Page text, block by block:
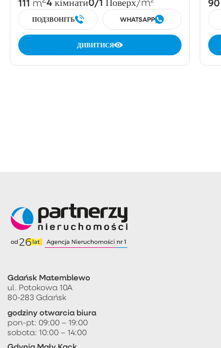
ПОДЗВОНІТЬ WHATSAPP
ДИВИТИСЯ
Gdańsk Matemblewo
ul. Potokowa 10A
80-283 Gdańsk
godziny otwarcia biura
pon-pt: 09:00 – 19:00
sobota: 10:00 – 14:00